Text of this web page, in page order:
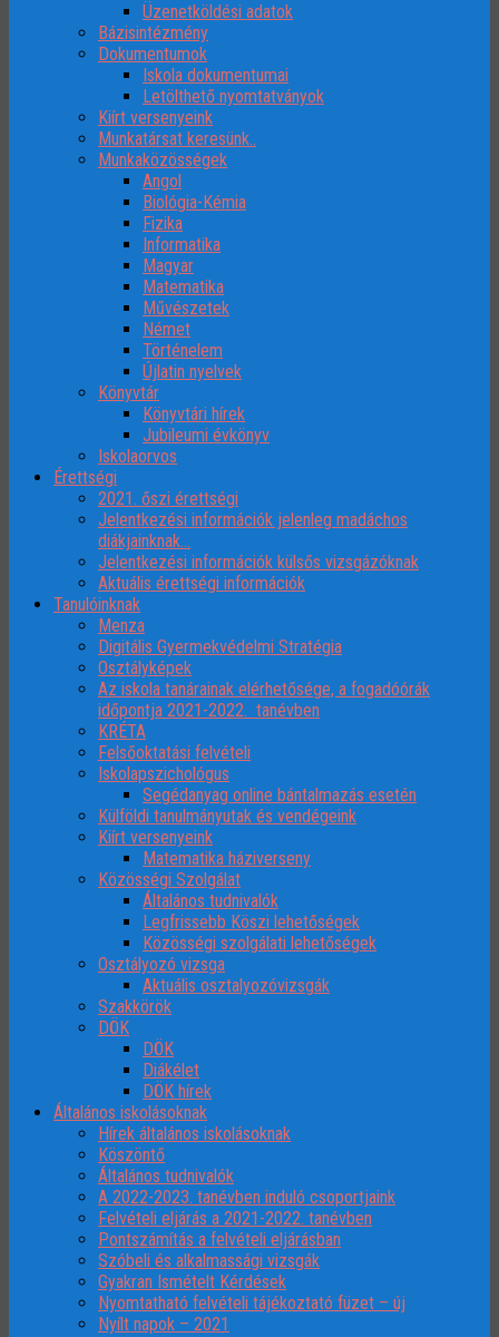
Üzenetköldési adatok
Bázisintézmény
Dokumentumok
Iskola dokumentumai
Letölthető nyomtatványok
Kiírt versenyeink
Munkatársat keresünk..
Munkaközösségek
Angol
Biológia-Kémia
Fizika
Informatika
Magyar
Matematika
Művészetek
Német
Történelem
Újlatin nyelvek
Könyvtár
Könyvtári hírek
Jubileumi évkönyv
Iskolaorvos
Érettségi
2021. őszi érettségi
Jelentkezési információk jelenleg madáchos
diákjainknak…
Jelentkezési információk külsős vizsgázóknak
Aktuális érettségi információk
Tanulóinknak
Menza
Digitális Gyermekvédelmi Stratégia
Osztályképek
Az iskola tanárainak elérhetősége, a fogadóórák
időpontja 2021-2022. tanévben
KRÉTA
Felsőoktatási felvételi
Iskolapszichológus
Segédanyag online bántalmazás esetén
Külföldi tanulmányutak és vendégeink
Kiírt versenyeink
Matematika háziverseny
Közösségi Szolgálat
Általános tudnivalók
Legfrissebb Köszi lehetőségek
Közösségi szolgálati lehetőségek
Osztályozó vizsga
Aktuális osztalyozóvizsgák
Szakkörök
DÖK
DÖK
Diákélet
DÖK hírek
Általános iskolásoknak
Hírek általános iskolásoknak
Köszöntő
Általános tudnivalók
A 2022-2023. tanévben induló csoportjaink
Felvételi eljárás a 2021-2022. tanévben
Pontszámítás a felvételi eljárásban
Szóbeli és alkalmassági vizsgák
Gyakran Ismételt Kérdések
Nyomtatható felvételi tájékoztató füzet – új
Nyílt napok – 2021